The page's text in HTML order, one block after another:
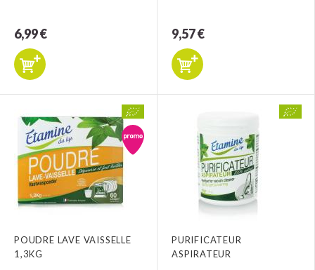
6,99 € 9,57 €
POUDRE LAVE VAISSELLE
1,3KG
PURIFICATEUR
ASPIRATEUR